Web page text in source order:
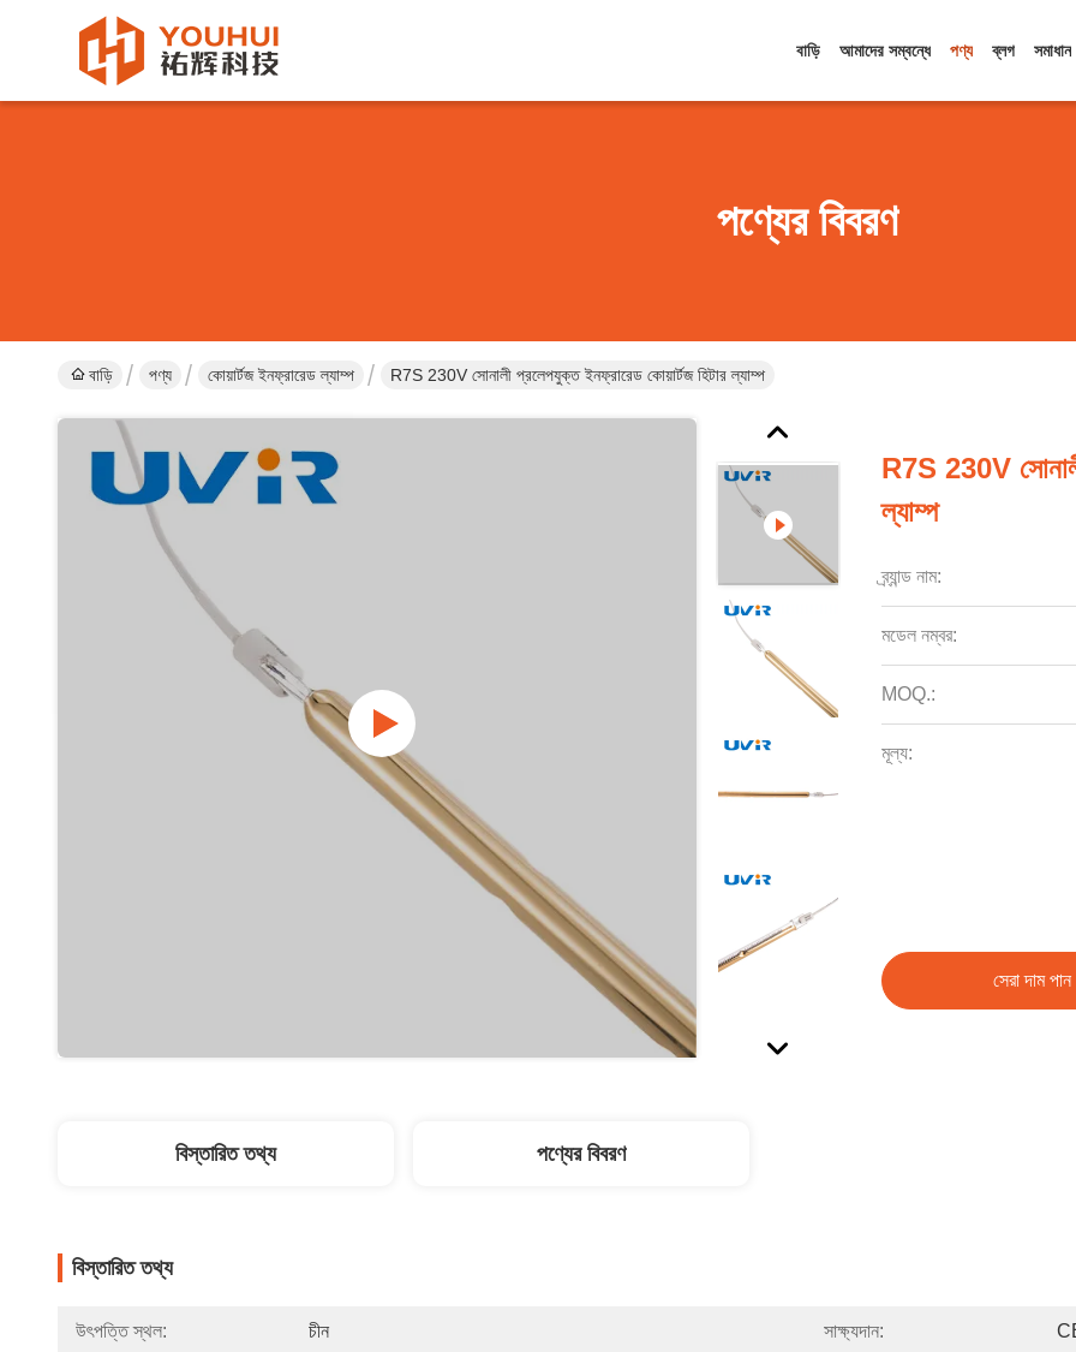
বাড়ি আমাদের সম্বন্ধে পণ্য ব্লগ সমাধান
পণ্যের বিবরণ
বাড়ি পণ্য কোয়ার্টজ ইনফ্রারেড ল্যাম্প R7S 230V সোনালী প্রলেপযুক্ত ইনফ্রারেড কোয়ার্টজ হিটার ল্যাম্প
R7S 230V
ল্যাম্প
ব্র্যান্ড নাম:
মডেল নম্বর:
MOQ.:
মূল্য:
সেরা দাম পান
বিস্তারিত তথ্য পণ্যের বিবরণ
বিস্তারিত তথ্য
উৎপত্তি স্থল: চীন সাক্ষ্যদান: